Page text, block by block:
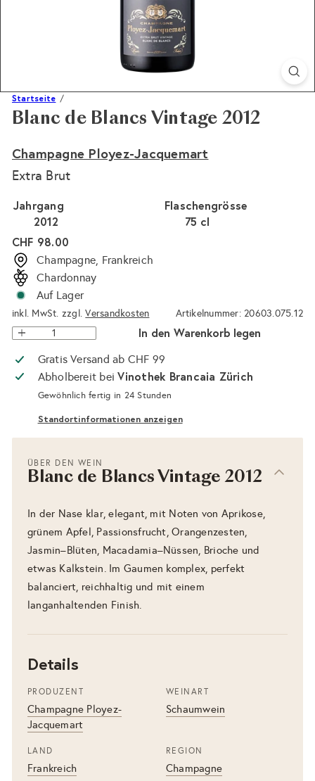
Startseite
Blanc de Blancs Vintage 2012
Champagne Ployez-Jacquemart
Extra Brut
Flaschengrösse
75 cl
Jahrgang
2012
Normaler
Preis
CHF 98.00
Champagne, Frankreich
Chardonnay
Auf Lager
inkl. MwSt. zzgl.Versandkosten Artikelnummer: 20603.075.12
In den Warenkorb legen
Gratis Versand ab CHF 99
Abholbereit beiVinothek Brancaia Zürich
Gewöhnlich fertig in 24 Stunden
Standortinformationen anzeigen
ÜBER DEN WEIN
Blanc de Blancs Vintage 2012
In der Nase klar, elegant, mit Noten von Aprikose,
grünem Apfel, Passionsfrucht, Orangenzesten,
Jasmin–Blüten, Macadamia–Nüssen, Brioche und
etwas Kalkstein. Im Gaumen komplex, perfekt
balanciert, reichhaltig und mit einem
langanhaltenden Finish.
Details
PRODUZENT
Champagne Ployez-
Jacquemart
WEINART
Schaumwein
LAND
Frankreich
REGION
Champagne